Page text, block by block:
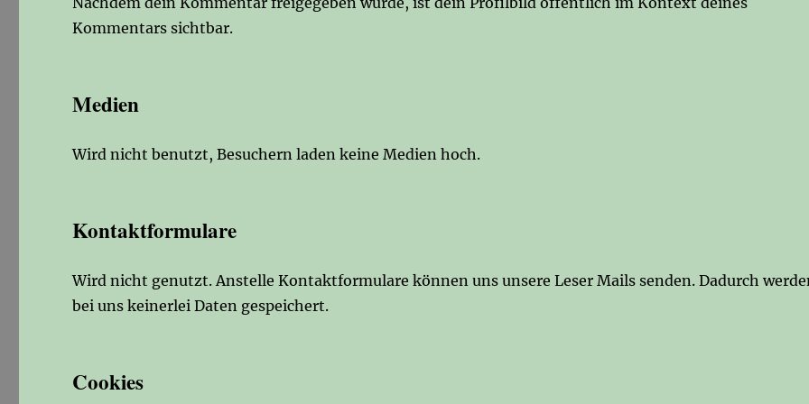
Kommentars sichtbar.
Medien
Wird nicht benutzt, Besuchern laden keine Medien hoch.
Kontaktformulare
Wird nicht genutzt. Anstelle Kontaktformulare können uns unsere Leser Mails senden. Dadurch
bei uns keinerlei Daten gespeichert.
Cookies